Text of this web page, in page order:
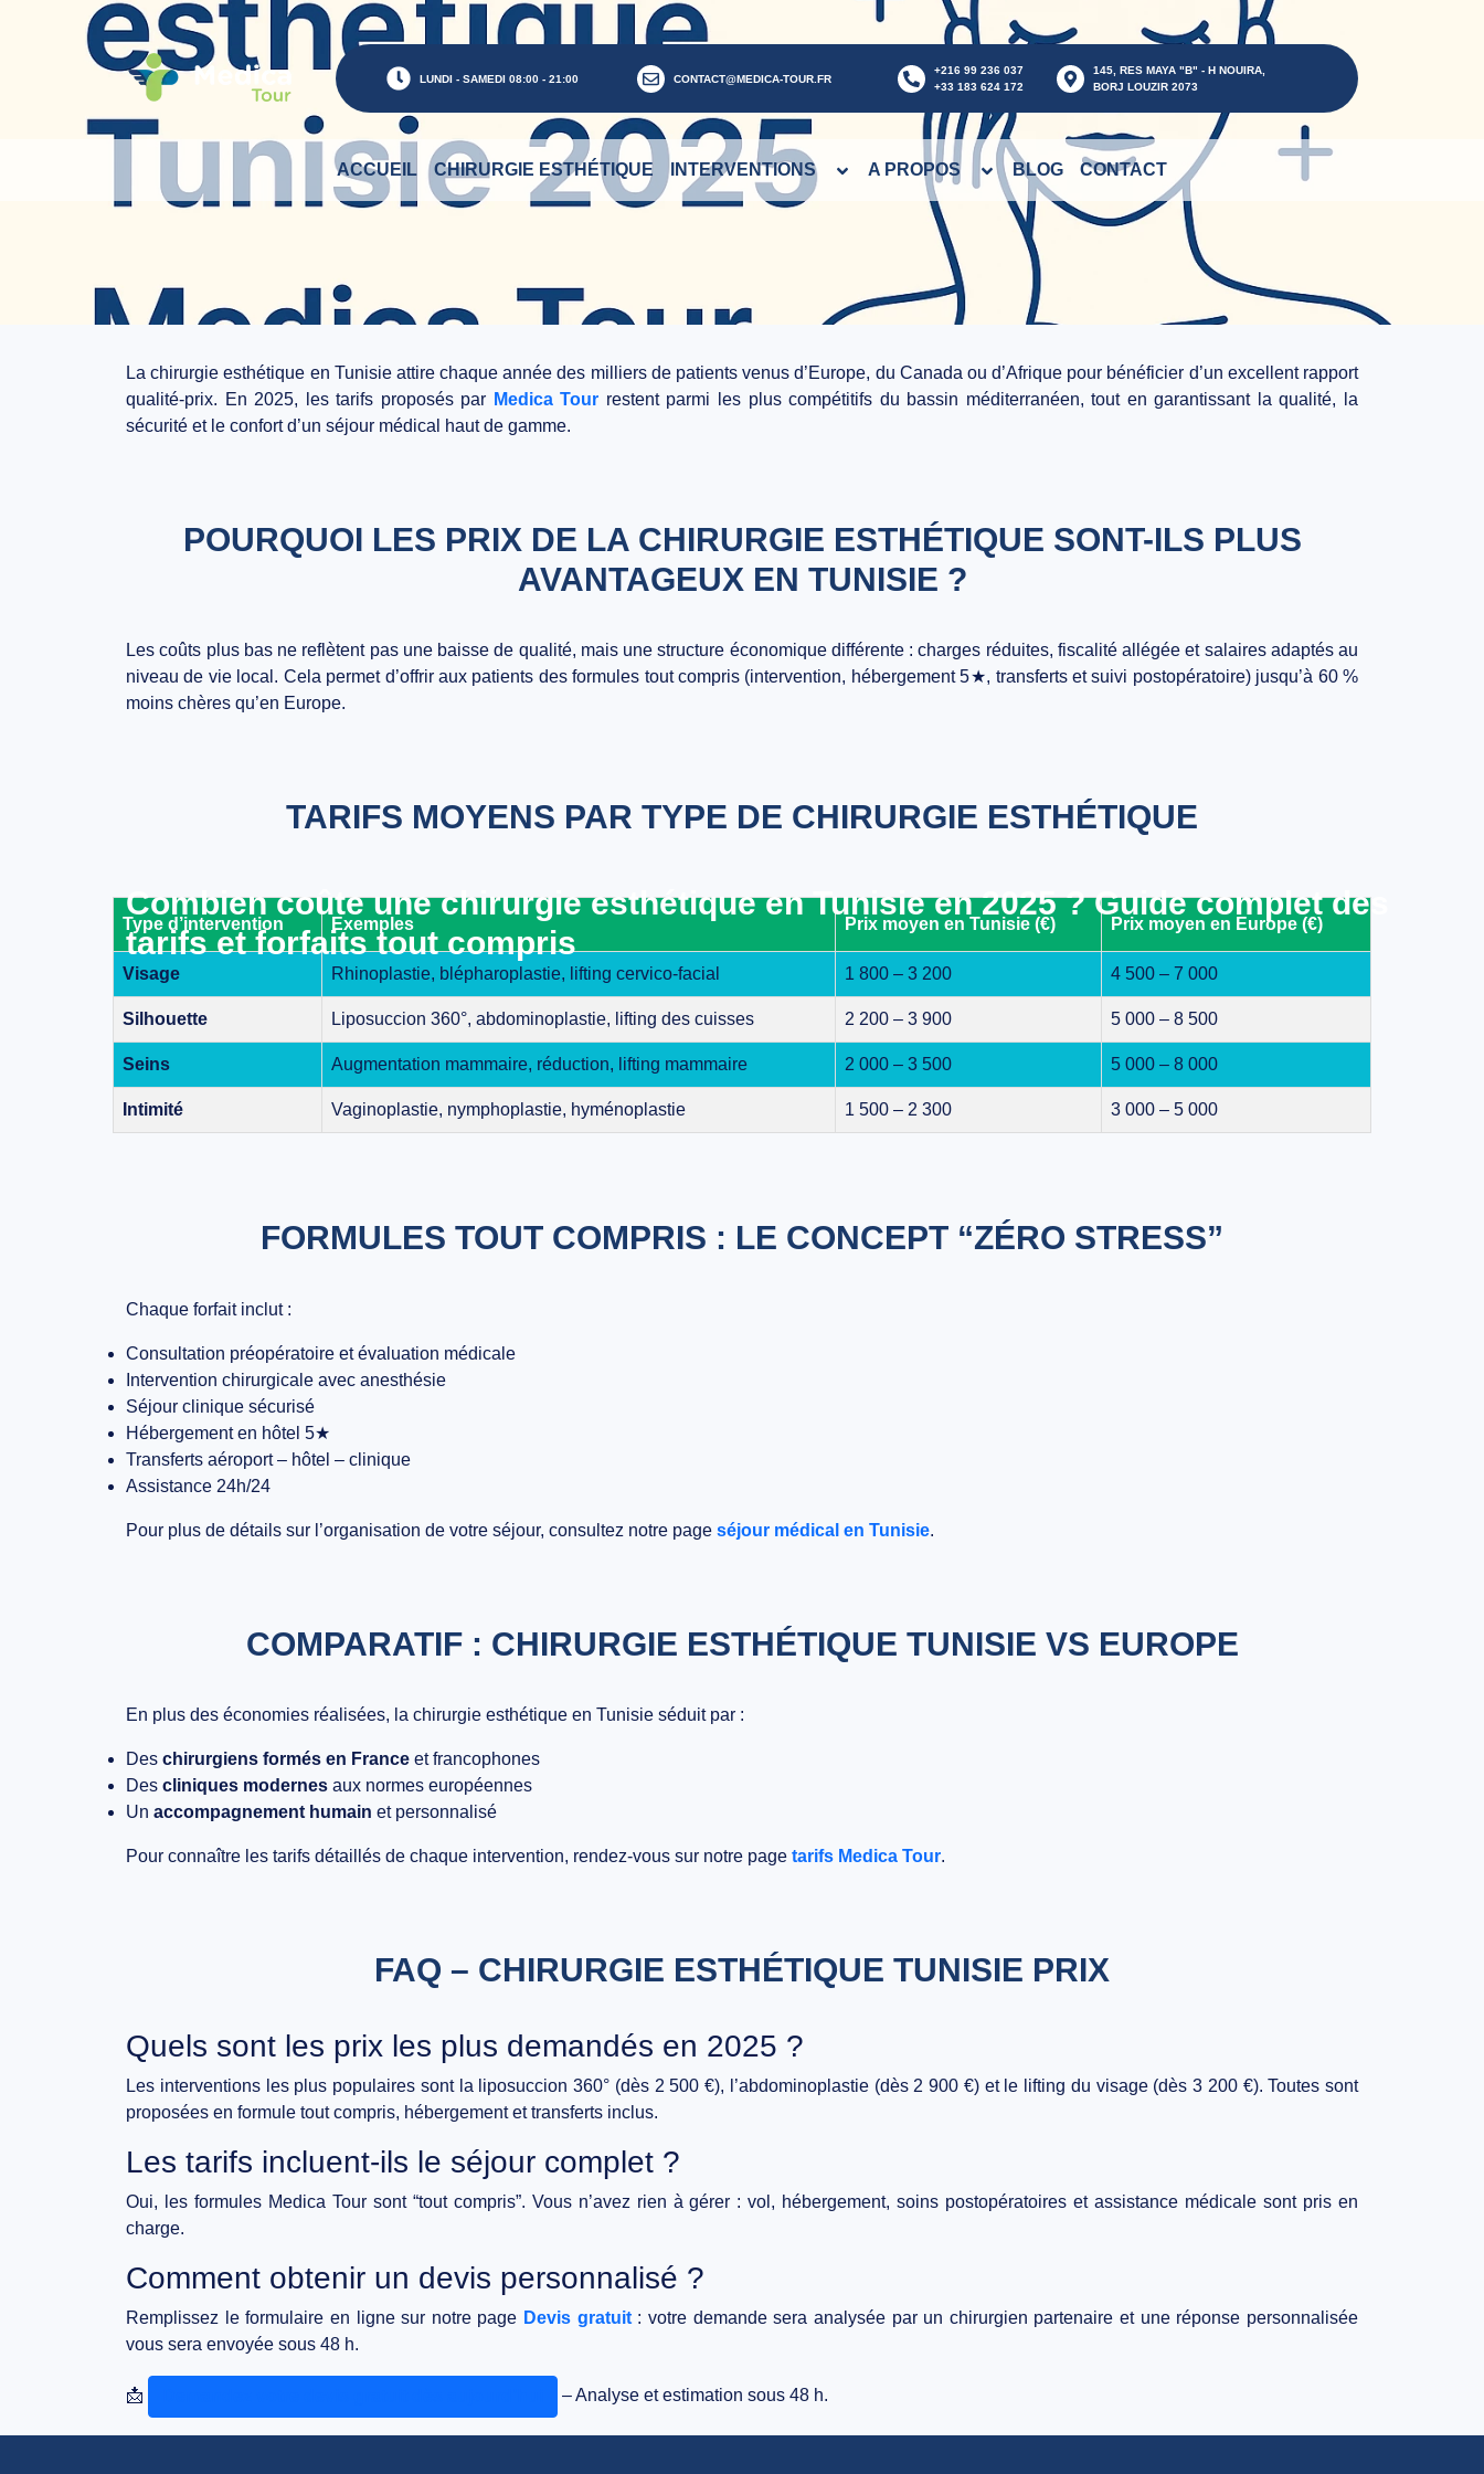
LUNDI - SAMEDI 08:00 - 21:00 CONTACT@MEDICA-TOUR.FR
+216 99 236 037
+33 183 624 172
145, RES MAYA "B" - H NOUIRA,
BORJ LOUZIR 2073
ACCUEIL CHIRURGIE ESTHÉTIQUE INTERVENTIONS A PROPOS BLOG CONTACT
Combien coûte une chirurgie esthétique en Tunisie en 2025 ? Guide complet des
tarifs et forfaits tout compris
Lachirurgie esthétique en Tunisieattire chaque année des milliers de patients venus d’Europe, du Canada ou d’Afrique pour bénéficier d’un excellent rapport
qualité-prix. En 2025, les tarifs proposés par Medica Tour restent parmi les plus compétitifs du bassin méditerranéen, tout en garantissant la qualité, la
sécurité et le confort d’un séjour médical haut de gamme.
POURQUOI LES PRIX DE LA CHIRURGIE ESTHÉTIQUE SONT-ILS PLUS
AVANTAGEUX EN TUNISIE ?
Les coûts plus bas ne reflètent pas une baisse de qualité, mais unestructure économique différente: charges réduites, fiscalité allégée et salaires adaptés au
niveau de vie local. Cela permet d’offrir aux patients desformules tout compris (intervention, hébergement 5★, transferts et suivi postopératoire) jusqu’à 60 %
moins chères qu’en Europe.
TARIFS MOYENS PAR TYPE DE CHIRURGIE ESTHÉTIQUE
Type d’intervention Exemples Prix moyen en Tunisie (€) Prix moyen en Europe (€)
Visage Rhinoplastie, blépharoplastie, lifting cervico-facial 1 800 – 3 200 4 500 – 7 000
Silhouette Liposuccion 360°, abdominoplastie, lifting des cuisses 2 200 – 3 900 5 000 – 8 500
Seins Augmentation mammaire, réduction, lifting mammaire 2 000 – 3 500 5 000 – 8 000
Intimité Vaginoplastie, nymphoplastie, hyménoplastie 1 500 – 2 300 3 000 – 5 000
FORMULES TOUT COMPRIS : LE CONCEPT “ZÉRO STRESS”
Chaque forfait inclut :
Consultation préopératoire et évaluation médicale
Intervention chirurgicale avec anesthésie
Séjour clinique sécurisé
Hébergement en hôtel 5★
Transferts aéroport – hôtel – clinique
Assistance 24h/24
Pour plus de détails sur l’organisation de votre séjour, consultez notre page séjour médical en Tunisie.
COMPARATIF : CHIRURGIE ESTHÉTIQUE TUNISIE VS EUROPE
En plus des économies réalisées, la chirurgie esthétique en Tunisie séduit par :
Des chirurgiens formés en France et francophones
Des cliniques modernes aux normes européennes
Un accompagnement humain et personnalisé
Pour connaître les tarifs détaillés de chaque intervention, rendez-vous sur notre page tarifs Medica Tour.
FAQ – CHIRURGIE ESTHÉTIQUE TUNISIE PRIX
Quels sont les prix les plus demandés en 2025 ?
Les interventions les plus populaires sont la liposuccion 360° (dès 2 500 €), l’abdominoplastie(dès 2 900 €) et le lifting du visage(dès 3 200 €). Toutes sont
proposées en formule tout compris, hébergement et transferts inclus.
Les tarifs incluent-ils le séjour complet ?
Oui, les formules Medica Toursont “tout compris”. Vous n’avez rien à gérer : vol, hébergement, soins postopératoires et assistance médicale sont pris en
charge.
Comment obtenir un devis personnalisé ?
Remplissez le formulaire en ligne sur notre page Devis gratuit: votre demande sera analysée par un chirurgien partenaire et une réponse personnalisée
vous sera envoyée sous 48 h.
📩 – Analyse et estimation sous 48 h.